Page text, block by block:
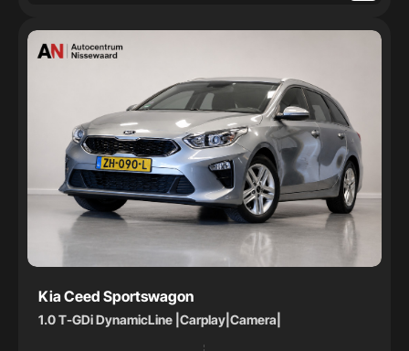
Kia Ceed Sportswagon
1.0 T-GDi DynamicLine |Carplay|Camera|